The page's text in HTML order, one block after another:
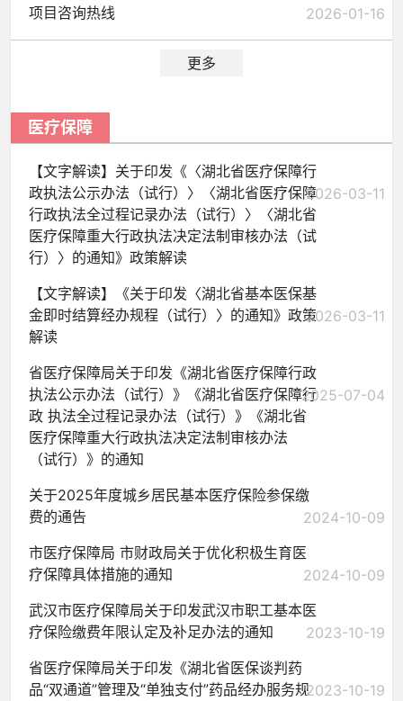
项目咨询热线
2026-01-16
更多
医疗保障
【文字解读】关于印发《〈湖北省医疗保障行
政执法公示办法（试行）〉〈湖北省医疗保障
行政执法全过程记录办法（试行）〉〈湖北省
医疗保障重大行政执法决定法制审核办法（试
行）〉的通知》政策解读
2026-03-11
【文字解读】《关于印发〈湖北省基本医保基
金即时结算经办规程（试行）〉的通知》政策
解读
2026-03-11
省医疗保障局关于印发《湖北省医疗保障行政
执法公示办法（试行）》《湖北省医疗保障行
政 执法全过程记录办法（试行）》《湖北省
医疗保障重大行政执法决定法制审核办法
（试行）》的通知
2025-07-04
关于2025年度城乡居民基本医疗保险参保缴
费的通告
2024-10-09
市医疗保障局 市财政局关于优化积极生育医
疗保障具体措施的通知
2024-10-09
武汉市医疗保障局关于印发武汉市职工基本医
疗保险缴费年限认定及补足办法的通知
2023-10-19
省医疗保障局关于印发《湖北省医保谈判药
品“双通道”管理及“单独支付”药品经办服务规2023-10-19